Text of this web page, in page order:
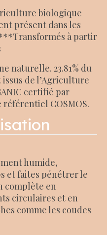
biologique
présent dans les
à partir
naturelle. 23.81% du
de l’Agriculture
certifié par
COSMOS.
humide,
et faites pénétrer le
complète en
circulaires et en
comme les coudes